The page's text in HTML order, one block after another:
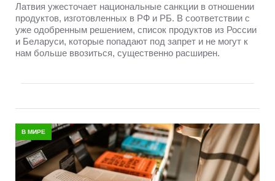
Латвия ужесточает национальные санкции в отношении
продуктов, изготовленных в РФ и РБ. В соответствии с
уже одобренным решением, список продуктов из России
и Беларуси, которые попадают под запрет и не могут к
нам больше ввозиться, существенно расширен.
В МИРЕ